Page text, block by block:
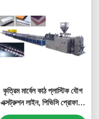
কৃত্রিম মার্বেল কাঠ প্লাস্টিক যৌগ
এক্সট্রুশন লাইন, পিভিসি প্রোফাইল
এক্সট্রুশন মেশিন